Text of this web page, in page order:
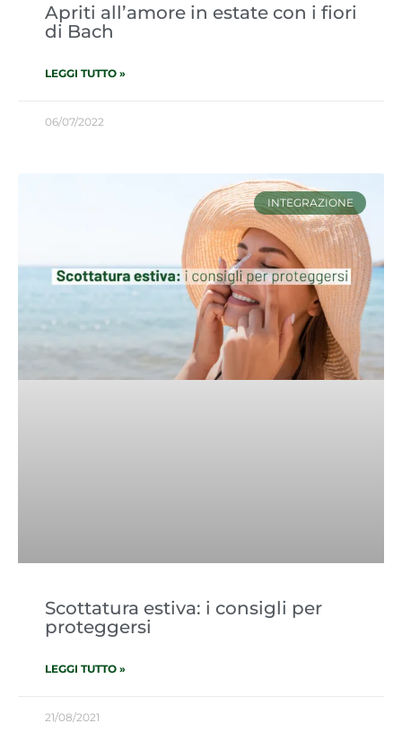
Apriti all’amore in estate con i fiori
di Bach
LEGGI TUTTO »
06/07/2022
INTEGRAZIONE
Scottatura estiva: i consigli per
proteggersi
LEGGI TUTTO »
21/08/2021